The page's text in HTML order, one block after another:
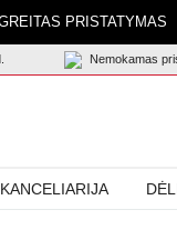
PRISTATYMAS
Nemokamas